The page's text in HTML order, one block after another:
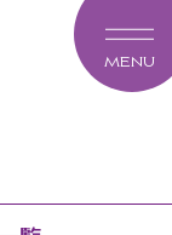
MENU